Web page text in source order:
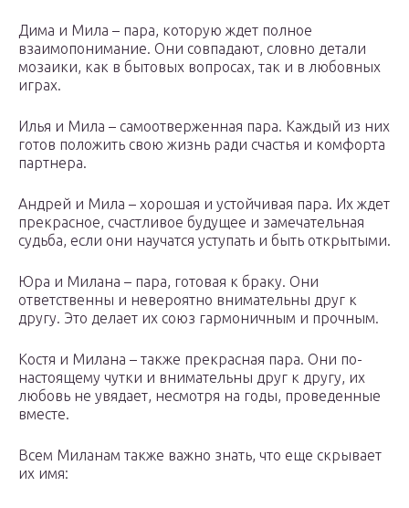
Дима и Мила – пара, которую ждет полное
взаимопонимание. Они совпадают, словно детали
мозаики, как в бытовых вопросах, так и в любовных
играх.
Илья и Мила – самоотверженная пара. Каждый из них
готов положить свою жизнь ради счастья и комфорта
партнера.
Андрей и Мила – хорошая и устойчивая пара. Их ждет
прекрасное, счастливое будущее и замечательная
судьба, если они научатся уступать и быть открытыми.
Юра и Милана – пара, готовая к браку. Они
ответственны и невероятно внимательны друг к
другу. Это делает их союз гармоничным и прочным.
Костя и Милана – также прекрасная пара. Они по-
настоящему чутки и внимательны друг к другу, их
любовь не увядает, несмотря на годы, проведенные
вместе.
Всем Миланам также важно знать, что еще скрывает
их имя: